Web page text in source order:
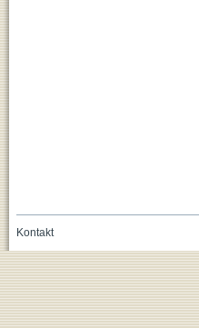
Kontakt